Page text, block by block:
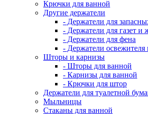
Крючки для ванной
Другие держатели
- Держатели для
- Держатели для газет и
- Держатели для фена
- Держатели освежителя
Шторы и карнизы
- Шторы для ванной
- Карнизы для ванной
- Крючки для штор
Держатели для туалетной
Мыльницы
Стаканы для ванной